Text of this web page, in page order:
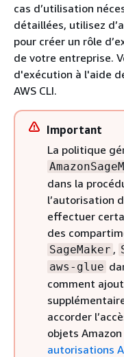
cas d’utilisation
détaillées, utilisez
pour créer un rôle
de votre entreprise.
d'exécution à l'aide
AWS CLI.
Important
La politique
dans la
l’autorisation
effectuer
des
SageMaker ,
aws-glue
comment
accorder
objets
autorisations